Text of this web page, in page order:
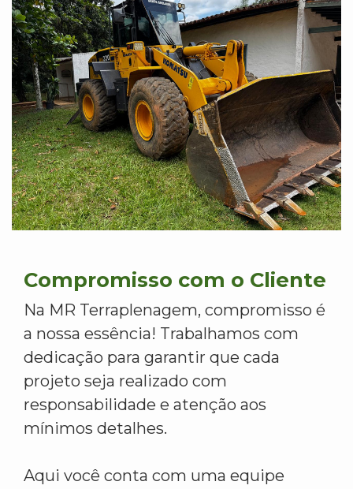
Compromisso com o Cliente
Na MR Terraplenagem, compromisso é
a nossa essência! Trabalhamos com
dedicação para garantir que cada
projeto seja realizado com
responsabilidade e atenção aos
mínimos detalhes.
Aqui você conta com uma equipe